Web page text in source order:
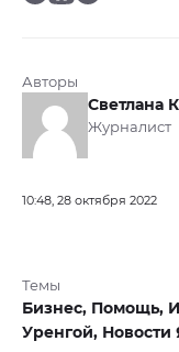
Авторы
Светлана
Журналист
10:48, 28 октября 2022
Темы
Бизнес, Помощь,
Уренгой,